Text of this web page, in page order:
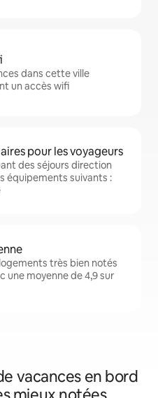
dans cette ville
un accès wifi
pour les voyageurs
des séjours direction
équipements suivants :
très bien notés
une moyenne de 4,9 sur
vacances en bord